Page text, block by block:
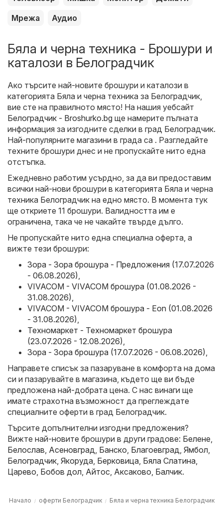
Мрежа
Аудио
Бяла и черна техника - Брошури и
каталози в Белоградчик
Ако търсите най-новите брошури и каталози в
категорията Бяла и черна техника за Белоградчик,
вие сте на правилното място! На нашия уебсайт
Белоградчик - Broshurko.bg ще намерите пълната
информация за изгодните сделки в град Белоградчик.
Най-популярните магазини в града са . Разгледайте
техните брошури днес и не пропускайте нито една
отстъпка.
Ежедневно работим усърдно, за да ви предоставим
всички най-нови брошури в категорията Бяла и черна
техника Белоградчик на едно място. В момента тук
ще откриете 11 брошури. Валидността им е
ограничена, така че не чакайте твърде дълго.
Не пропускайте нито една специална оферта, а
вижте тези брошури:
Зора - Зора брошура - Предложения (17.07.2026
- 06.08.2026)
VIVACOM - VIVACOM брошура (01.08.2026 -
31.08.2026)
VIVACOM - VIVACOM брошура - Eon (01.08.2026
- 31.08.2026)
Техномаркет - Техномаркет брошура
(23.07.2026 - 12.08.2026)
Зора - Зора брошура (17.07.2026 - 06.08.2026)
Направете списък за пазаруване в комфорта на дома
си и пазарувайте в магазина, където ще ви бъде
предложена най-добрата цена. С нас винаги ще
имате страхотна възможност да преглеждате
специалните оферти в град Белоградчик.
Търсите допълнителни изгодни предложения?
Вижте най-новите брошури в други градове: Белене
Белослав Асеновград Банско Благоевград Ямбол
Белоградчик Якоруда Берковица Бяла Слатина
Царево Бобов дол Айтос Аксаково Балчик.
Начало оферти Белоградчик Бяла и черна техника Белоградчик